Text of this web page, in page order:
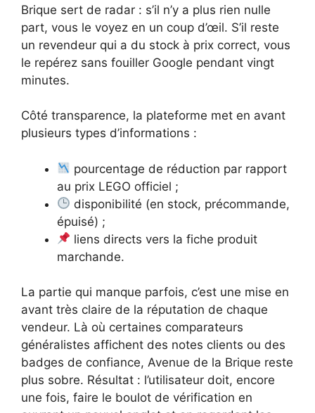
Brique sert de radar : s’il n’y a plus rien nulle
part, vous le voyez en un coup d’œil. S’il reste
un revendeur qui a du stock à prix correct, vous
le repérez sans fouiller Google pendant vingt
minutes.
Côté transparence, la plateforme met en avant
plusieurs types d’informations :
pourcentage de réduction par rapport
au prix LEGO officiel ;
disponibilité (en stock, précommande,
épuisé) ;
liens directs vers la fiche produit
marchande.
La partie qui manque parfois, c’est une mise en
avant très claire de la réputation de chaque
vendeur. Là où certaines comparateurs
généralistes affichent des notes clients ou des
badges de confiance, Avenue de la Brique reste
plus sobre. Résultat : l’utilisateur doit, encore
une fois, faire le boulot de vérification en